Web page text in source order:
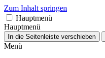
Zum Inhalt springen
Hauptmenü
Hauptmenü
In die Seitenleiste verschieben
Menü